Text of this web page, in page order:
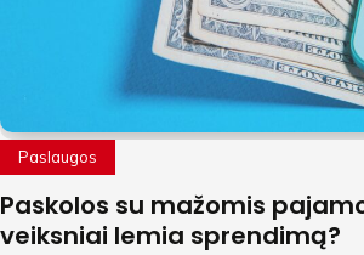
Paslaugos
Paskolos su mažomis
veiksniai lemia sprendimą?